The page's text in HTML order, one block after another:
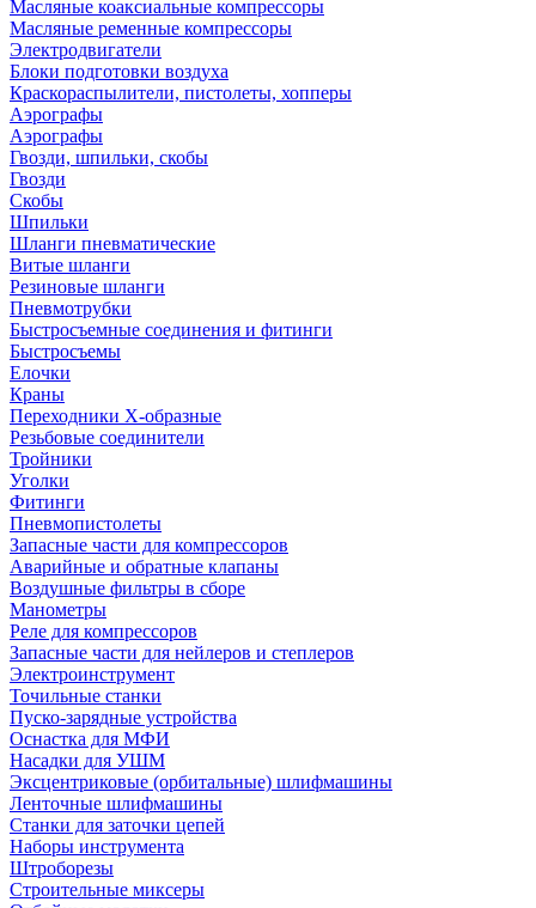
Масляные коаксиальные компрессоры
Масляные ременные компрессоры
Электродвигатели
Блоки подготовки воздуха
Краскораспылители, пистолеты, хопперы
Аэрографы
Аэрографы
Гвозди, шпильки, скобы
Гвозди
Скобы
Шпильки
Шланги пневматические
Витые шланги
Резиновые шланги
Пневмотрубки
Быстросъемные соединения и фитинги
Быстросъемы
Елочки
Краны
Переходники Х-образные
Резьбовые соединители
Тройники
Уголки
Фитинги
Пневмопистолеты
Запасные части для компрессоров
Аварийные и обратные клапаны
Воздушные фильтры в сборе
Манометры
Реле для компрессоров
Запасные части для нейлеров и степлеров
Электроинструмент
Точильные станки
Пуско-зарядные устройства
Оснастка для МФИ
Насадки для УШМ
Эксцентриковые (орбитальные) шлифмашины
Ленточные шлифмашины
Станки для заточки цепей
Наборы инструмента
Штроборезы
Строительные миксеры